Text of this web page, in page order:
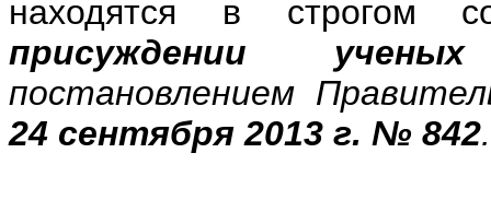
находятся в строгом
присуждении
постановлением
24 сентября 2013 г. № 842